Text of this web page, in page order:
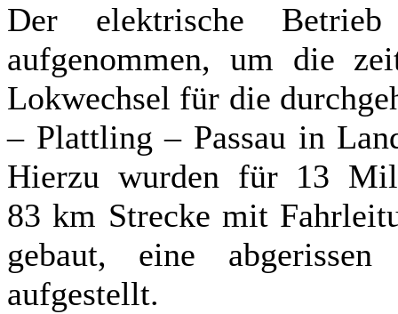
Der elektrische
aufgenommen, um die
Lokwechsel für die
– Plattling – Passau in
Hierzu wurden für 13
83 km Strecke mit
gebaut, eine abgerissen
aufgestellt.